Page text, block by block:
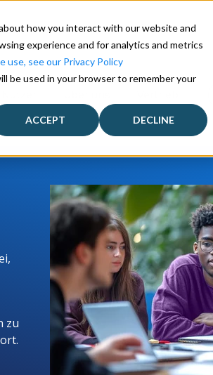
how you interact with our website and
experience and for analytics and metrics
use, see our Privacy Policy
be used in your browser to remember your
ACCEPT DECLINE
zu